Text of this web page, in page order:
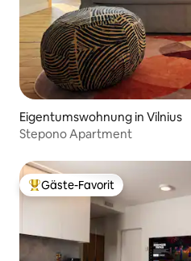
Eigentumswohnung in Vilnius
Stepono Apartment
Beliebter Gäste-Favorit.
Gäste-Favorit